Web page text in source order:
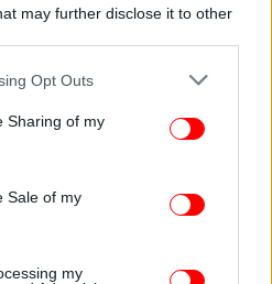
may further disclose it to other
app uses one or more Google
behaviour. You may click to
and its third-party tags to
purposes in below Google
Opt Outs
Sharing of my
Sale of my
my